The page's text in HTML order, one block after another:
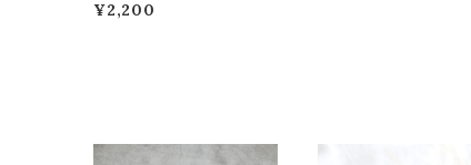
¥2,200